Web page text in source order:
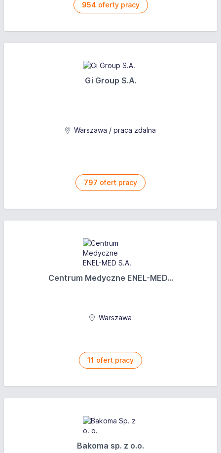
954 oferty pracy
Gi Group S.A.
Warszawa / praca zdalna
797 ofert pracy
Centrum Medyczne ENEL-MED...
Warszawa
11 ofert pracy
Bakoma sp. z o.o.